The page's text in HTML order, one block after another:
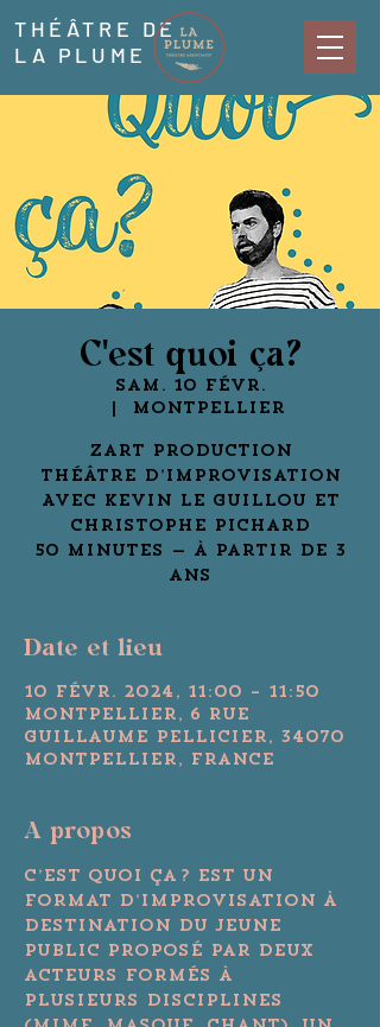
THÉÂTRE DE
LA PLUME
C'est quoi ça?
sam. 10 févr.
Montpellier
Zart Production
Théâtre d’improvisation
Avec Kevin Le Guillou et
Christophe Pichard
50 minutes — à partir de 3
Date et lieu
10 févr. 2024, 11:00 – 11:50
Montpellier, 6 Rue
Guillaume Pellicier, 34070
Montpellier, France
A propos
C’est Quoi ça ? Est un
format d’improvisation à
destination du jeune
public proposé par deux
acteurs formés à
plusieurs disciplines